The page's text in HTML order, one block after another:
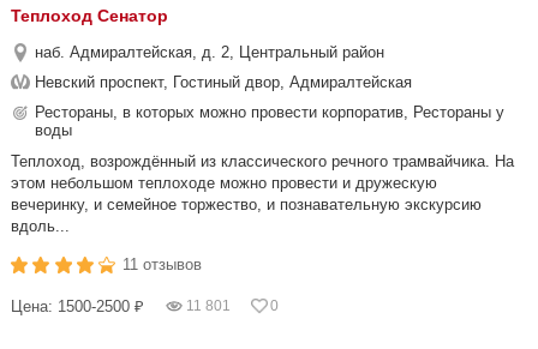
Теплоход Сенатор
наб. Адмиралтейская, д. 2, Центральный район
Невский проспект, Гостиный двор, Адмиралтейская
Рестораны, в которых можно провести корпоратив, Рестораны у
воды
Теплоход, возрождённый из классического речного трамвайчика. На
этом небольшом теплоходе можно провести и дружескую
вечеринку, и семейное торжество, и познавательную экскурсию
вдоль...
11 отзывов
Цена: 1500-2500 ₽ 11 801 0